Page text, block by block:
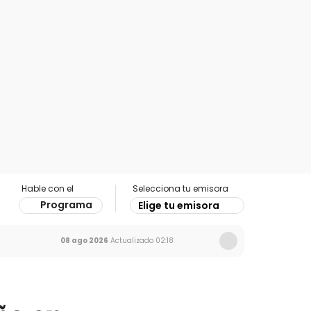
Hable con el
Programa
Selecciona tu emisora
Elige tu emisora
08 ago 2026 Actualizado 02:18